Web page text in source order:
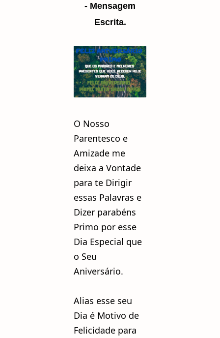
- Mensagem
Escrita.
O Nosso
Parentesco e
Amizade me
deixa a Vontade
para te Dirigir
essas Palavras e
Dizer parabéns
Primo por esse
Dia Especial que
o Seu
Aniversário.
Alias esse seu
Dia é Motivo de
Felicidade para